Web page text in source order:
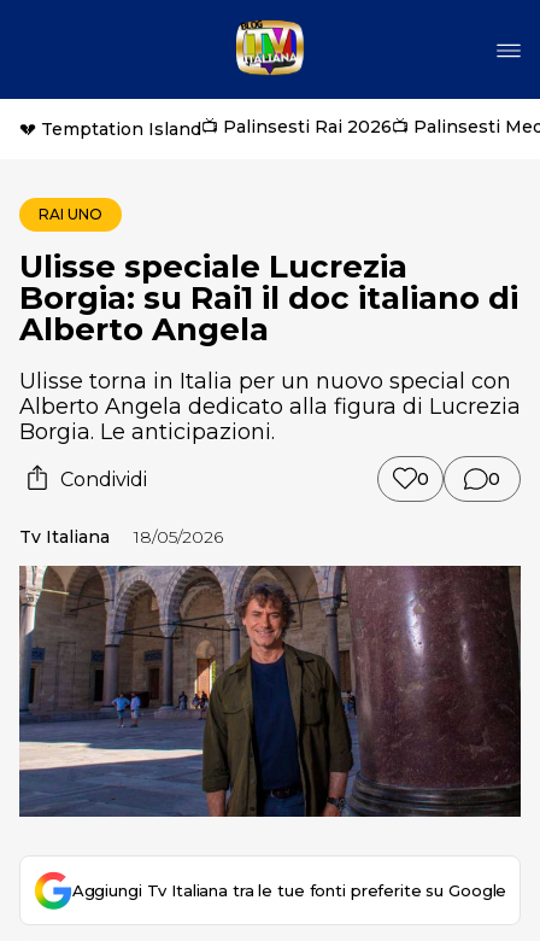
💔 Temptation Island📺 Palinsesti Rai 2026📺 Palinsesti
RAI UNO
Ulisse speciale Lucrezia
Borgia: su Rai1 il doc italiano di
Alberto Angela
Ulisse torna in Italia per un nuovo special con
Alberto Angela dedicato alla figura di Lucrezia
Borgia. Le anticipazioni.
Condividi 0 0
Tv Italiana 18/05/2026
Aggiungi Tv Italiana tra le tue fonti preferite su Google